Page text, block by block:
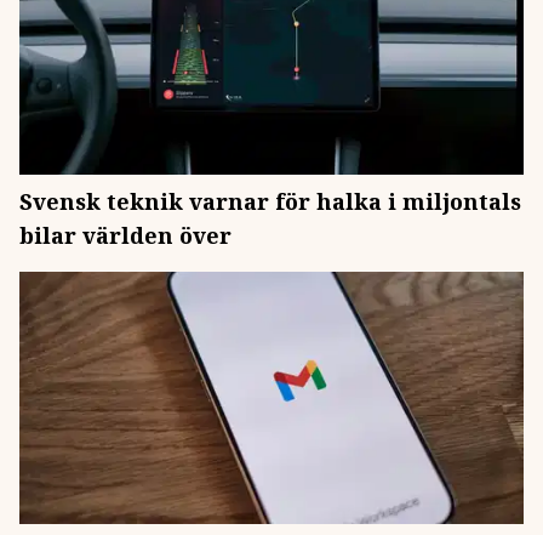
Svensk teknik varnar för halka i miljontals
bilar världen över